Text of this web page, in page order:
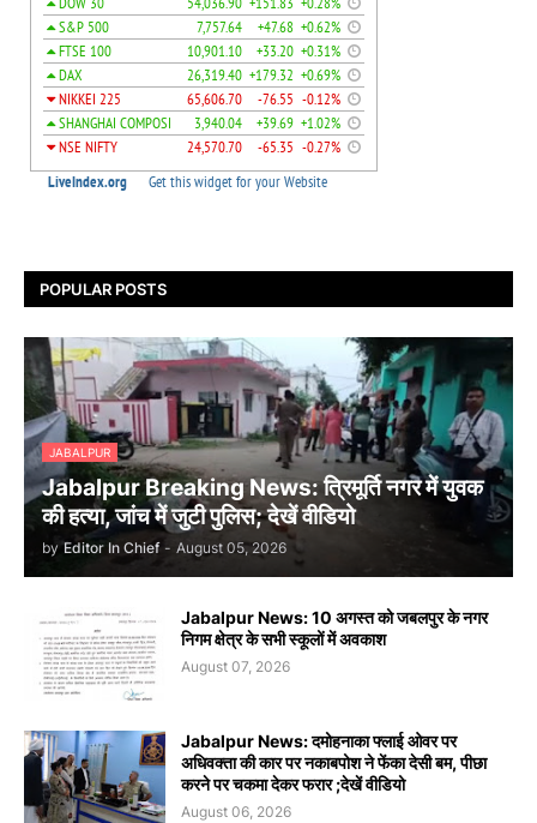
POPULAR POSTS
JABALPUR
Jabalpur Breaking News: त्रिमूर्ति नगर में युवक
की हत्या, जांच में जुटी पुलिस; देखें वीडियो
by Editor In Chief - August 05, 2026
Jabalpur News: 10 अगस्त को जबलपुर के नगर
निगम क्षेत्र के सभी स्कूलों में अवकाश
August 07, 2026
Jabalpur News: दमोहनाका फ्लाई ओवर पर
अधिवक्ता की कार पर नकाबपोश ने फेंका देसी बम, पीछा
करने पर चकमा देकर फरार ;देखें वीडियो
August 06, 2026